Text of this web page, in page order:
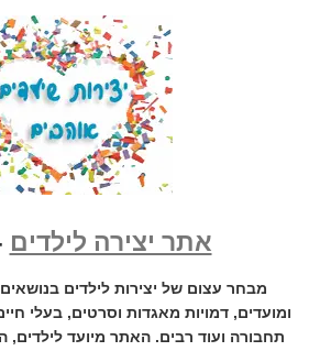
אתר יצירה לילדים
מבחר עצום של יצירות לילדים
ומועדים, דמויות מאגדות וסרטים, בעלי
תחבורה ועוד רבים. האתר מיועד לילדים,